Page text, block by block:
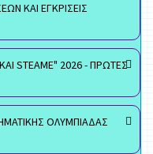
ΚΑΙ ΕΓΚΡΙΣΕΙΣ
STEAME" 2026 - ΠΡΩΤΕΣ
ΟΛΥΜΠΙΑΔΑΣ